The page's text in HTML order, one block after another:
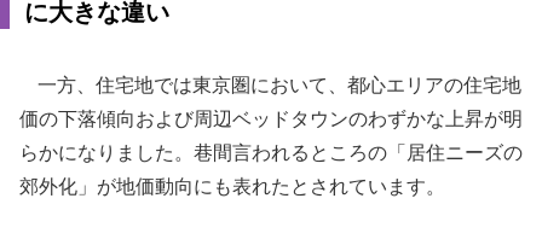
に大きな違い
一方、住宅地では東京圏において、都心エリアの住宅地
価の下落傾向および周辺ベッドタウンのわずかな上昇が明
らかになりました。巷間言われるところの「居住ニーズの
郊外化」が地価動向にも表れたとされています。